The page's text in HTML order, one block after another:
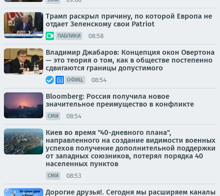
Трамп раскрыл причину, по которой Европа не
отдает Зеленскому свои Patriot
ПАБЛИКИ 08:58
Владимир Джабаров: Концепция окон Овертона
— это теория о том, как в обществе постепенно
сдвигаются границы допустимого
ОФИЦ. 08:54
Bloomberg: Россия получила новое
значительное преимущество в конфликте
СМИ 08:54
Киев во время "40-дневного плана",
направленного на создание видимости военных
успехов получение дополнительной поддержки
от западных союзников, потерял порядка 40
населенных пунктов
СМИ 08:53
Дорогие друзья!. Сегодня мы расширяем каналы